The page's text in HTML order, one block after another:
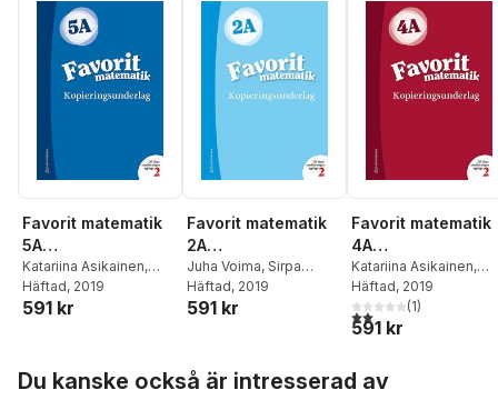
Favorit matematik
5A
Kopieringsunderlag
Katariina Asikainen,
Kimmo Nyrhinen
Rokka,Päivi Vehmas
Häftad, 2019
591 kr
Favorit matematik
2A
Kopieringsunderlag
Juha Voima, Sirpa
Haapaniemi,
Vehmas
Häftad, 2019
591 kr
Favorit matematik
4A
Katariina Asikainen,
Kimmo Nyrhinen
Rokka,Päivi Vehmas
Häftad, 2019
2,0utav 5 stjärnor.
(1)
591 kr
Du kanske också är intresserad av